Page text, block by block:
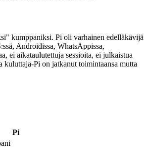
kumppaniksi. Pi oli varhainen edelläkävijä
Androidissa, WhatsAppissa,
ei aikataulutettuja sessioita, ei julkaistua
Pi on jatkanut toimintaansa mutta
Pi